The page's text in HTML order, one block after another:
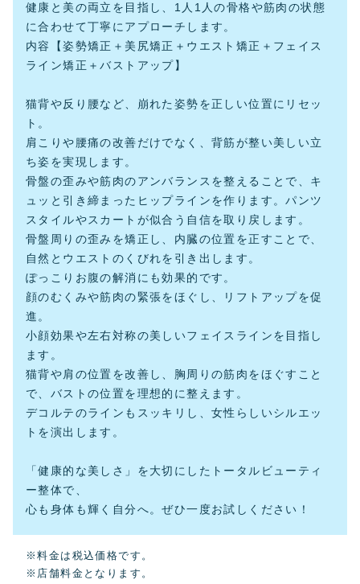
健康と美の両立を目指し、1人1人の骨格や筋肉の状態
に合わせて丁寧にアプローチします。
内容【姿勢矯正＋美尻矯正＋ウエスト矯正＋フェイス
ライン矯正＋バストアップ】
猫背や反り腰など、崩れた姿勢を正しい位置にリセッ
ト。
肩こりや腰痛の改善だけでなく、背筋が整い美しい立
ち姿を実現します。
骨盤の歪みや筋肉のアンバランスを整えることで、キ
ュッと引き締まったヒップラインを作ります。パンツ
スタイルやスカートが似合う自信を取り戻します。
骨盤周りの歪みを矯正し、内臓の位置を正すことで、
自然とウエストのくびれを引き出します。
ぽっこりお腹の解消にも効果的です。
顔のむくみや筋肉の緊張をほぐし、リフトアップを促
進。
小顔効果や左右対称の美しいフェイスラインを目指し
ます。
猫背や肩の位置を改善し、胸周りの筋肉をほぐすこと
で、バストの位置を理想的に整えます。
デコルテのラインもスッキリし、女性らしいシルエッ
トを演出します。
「健康的な美しさ」を大切にしたトータルビューティ
ー整体で、
心も身体も輝く自分へ。ぜひ一度お試しください！
※料金は税込価格です。
※店舗料金となります。